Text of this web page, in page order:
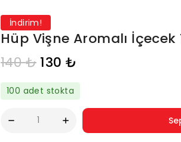
İndirim!
Hüp Vişne Aromalı
140₺ 130₺
100 adet stokta